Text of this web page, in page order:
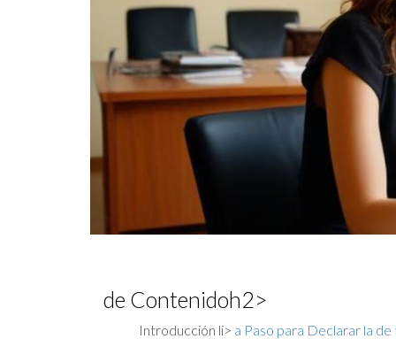
de Contenidoh2>
Introducción li> a Paso para Declarar la de